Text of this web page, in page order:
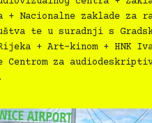
+ Nacionalne zaklade za
te u suradnji s
+ Art-kinom + HNK
za